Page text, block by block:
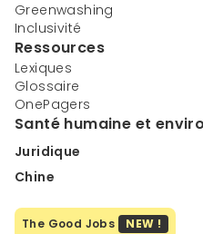
Greenwashing
Inclusivité
Ressources
Lexiques
Glossaire
OnePagers
Santé humaine et
Juridique
Chine
The Good Jobs NEW !